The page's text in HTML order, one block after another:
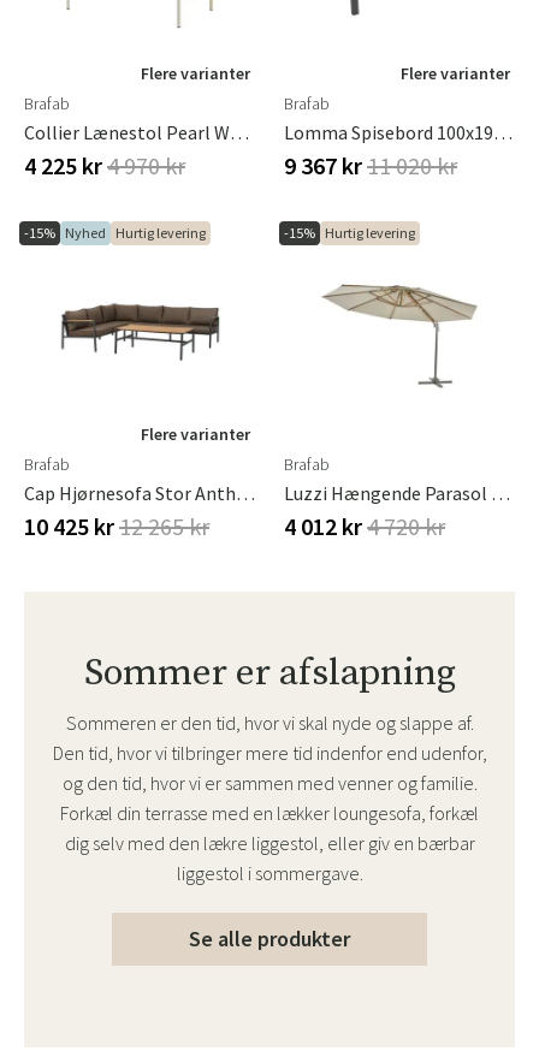
Danmark
Norge
Flere varianter
Brafab
Collier Lænestol Pearl White / Teddy Beige
4 225 kr4 970 kr
Flere varianter
Brafab
Lomma Spisebord 100x194-312 Cm Antracit
9 367 kr11 020 kr
-15% Nyhed Hurtig levering
Flere varianter
Brafab
Cap Hjørnesofa Stor Anthracite / Brown
10 425 kr12 265 kr
-15% Hurtig levering
Brafab
Luzzi Hængende Parasol Ø350 Cm Light Grey/khaki
4 012 kr4 720 kr
Sommer er afslapning
Sommeren er den tid, hvor vi skal nyde og slappe af.
Den tid, hvor vi tilbringer mere tid indenfor end udenfor,
og den tid, hvor vi er sammen med venner og familie.
Forkæl din terrasse med en lækker loungesofa, forkæl
dig selv med den lækre liggestol, eller giv en bærbar
liggestol i sommergave.
Se alle produkter